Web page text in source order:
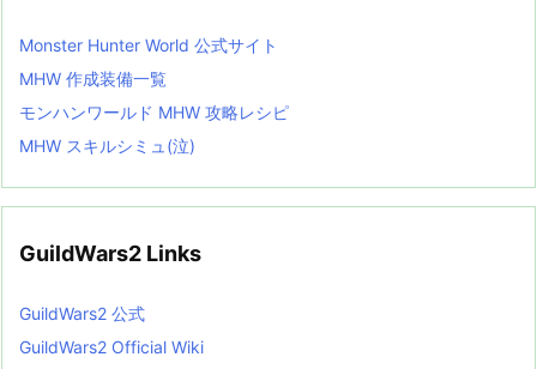
Monster Hunter World 公式サイト
MHW 作成装備一覧
モンハンワールド MHW 攻略レシピ
MHW スキルシミュ(泣)
GuildWars2 Links
GuildWars2 公式
GuildWars2 Official Wiki